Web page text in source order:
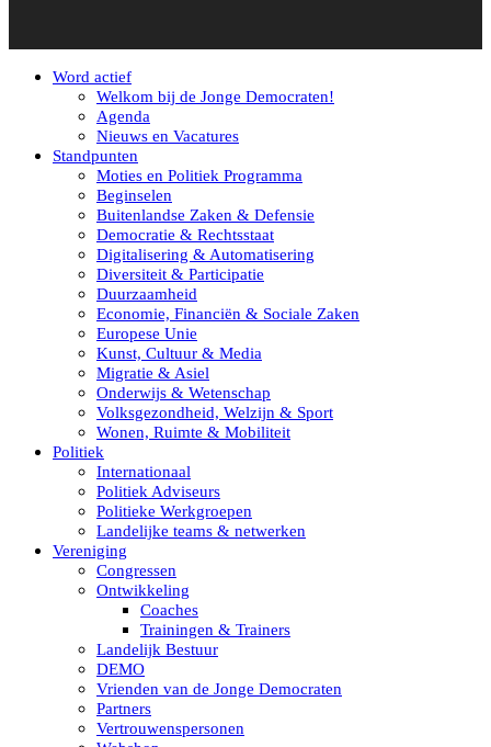
Word actief
Welkom bij de Jonge Democraten!
Agenda
Nieuws en Vacatures
Standpunten
Moties en Politiek Programma
Beginselen
Buitenlandse Zaken & Defensie
Democratie & Rechtsstaat
Digitalisering & Automatisering
Diversiteit & Participatie
Duurzaamheid
Economie, Financiën & Sociale Zaken
Europese Unie
Kunst, Cultuur & Media
Migratie & Asiel
Onderwijs & Wetenschap
Volksgezondheid, Welzijn & Sport
Wonen, Ruimte & Mobiliteit
Politiek
Internationaal
Politiek Adviseurs
Politieke Werkgroepen
Landelijke teams & netwerken
Vereniging
Congressen
Ontwikkeling
Coaches
Trainingen & Trainers
Landelijk Bestuur
DEMO
Vrienden van de Jonge Democraten
Partners
Vertrouwenspersonen